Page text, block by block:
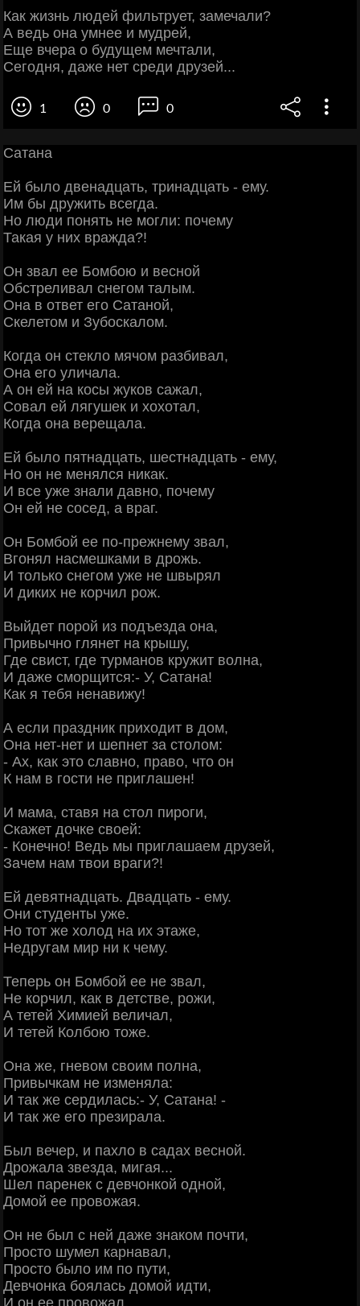
Как жизнь людей фильтрует, замечали?
А ведь она умнее и мудрей,
Еще вчера о будущем мечтали,
Сегодня, даже нет среди друзей...
1 0 0
Сатана
Ей было двенадцать, тринадцать - ему.
Им бы дружить всегда.
Но люди понять не могли: почему
Такая у них вражда?!
Он звал ее Бомбою и весной
Обстреливал снегом талым.
Она в ответ его Сатаной,
Скелетом и Зубоскалом.
Когда он стекло мячом разбивал,
Она его уличала.
А он ей на косы жуков сажал,
Совал ей лягушек и хохотал,
Когда она верещала.
Ей было пятнадцать, шестнадцать - ему,
Но он не менялся никак.
И все уже знали давно, почему
Он ей не сосед, а враг.
Он Бомбой ее по-прежнему звал,
Вгонял насмешками в дрожь.
И только снегом уже не швырял
И диких не корчил рож.
Выйдет порой из подъезда она,
Привычно глянет на крышу,
Где свист, где турманов кружит волна,
И даже сморщится:- У, Сатана!
Как я тебя ненавижу!
А если праздник приходит в дом,
Она нет-нет и шепнет за столом:
- Ах, как это славно, право, что он
К нам в гости не приглашен!
И мама, ставя на стол пироги,
Скажет дочке своей:
- Конечно! Ведь мы приглашаем друзей,
Зачем нам твои враги?!
Ей девятнадцать. Двадцать - ему.
Они студенты уже.
Но тот же холод на их этаже,
Недругам мир ни к чему.
Теперь он Бомбой ее не звал,
Не корчил, как в детстве, рожи,
А тетей Химией величал,
И тетей Колбою тоже.
Она же, гневом своим полна,
Привычкам не изменяла:
И так же сердилась:- У, Сатана! -
И так же его презирала.
Был вечер, и пахло в садах весной.
Дрожала звезда, мигая...
Шел паренек с девчонкой одной,
Домой ее провожая.
Он не был с ней даже знаком почти,
Просто шумел карнавал,
Просто было им по пути,
Девчонка боялась домой идти,